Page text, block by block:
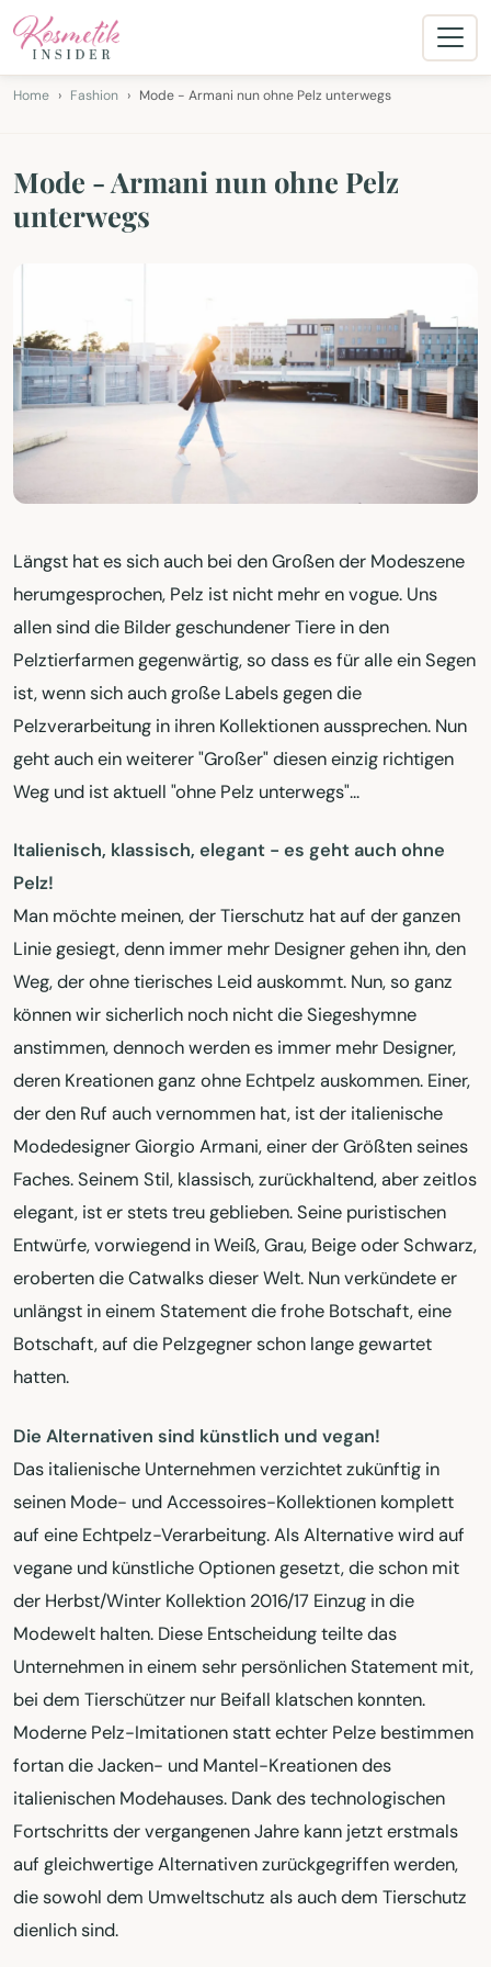
Home Fashion Mode - Armani nun ohne Pelz unterwegs
Mode - Armani nun ohne Pelz
unterwegs
Längst hat es sich auch bei den Großen der Modeszene
herumgesprochen, Pelz ist nicht mehr en vogue. Uns
allen sind die Bilder geschundener Tiere in den
Pelztierfarmen gegenwärtig, so dass es für alle ein Segen
ist, wenn sich auch große Labels gegen die
Pelzverarbeitung in ihren Kollektionen aussprechen. Nun
geht auch ein weiterer "Großer" diesen einzig richtigen
Weg und ist aktuell "ohne Pelz unterwegs"...
Italienisch, klassisch, elegant - es geht auch ohne
Pelz!
Man möchte meinen, der Tierschutz hat auf der ganzen
Linie gesiegt, denn immer mehr Designer gehen ihn, den
Weg, der ohne tierisches Leid auskommt. Nun, so ganz
können wir sicherlich noch nicht die Siegeshymne
anstimmen, dennoch werden es immer mehr Designer,
deren Kreationen ganz ohne Echtpelz auskommen. Einer,
der den Ruf auch vernommen hat, ist der italienische
Modedesigner Giorgio Armani, einer der Größten seines
Faches. Seinem Stil, klassisch, zurückhaltend, aber zeitlos
elegant, ist er stets treu geblieben. Seine puristischen
Entwürfe, vorwiegend in Weiß, Grau, Beige oder Schwarz,
eroberten die Catwalks dieser Welt. Nun verkündete er
unlängst in einem Statement die frohe Botschaft, eine
Botschaft, auf die Pelzgegner schon lange gewartet
hatten.
Die Alternativen sind künstlich und vegan!
Das italienische Unternehmen verzichtet zukünftig in
seinen Mode- und Accessoires-Kollektionen komplett
auf eine Echtpelz-Verarbeitung. Als Alternative wird auf
vegane und künstliche Optionen gesetzt, die schon mit
der Herbst/Winter Kollektion 2016/17 Einzug in die
Modewelt halten. Diese Entscheidung teilte das
Unternehmen in einem sehr persönlichen Statement mit,
bei dem Tierschützer nur Beifall klatschen konnten.
Moderne Pelz-Imitationen statt echter Pelze bestimmen
fortan die Jacken- und Mantel-Kreationen des
italienischen Modehauses. Dank des technologischen
Fortschritts der vergangenen Jahre kann jetzt erstmals
auf gleichwertige Alternativen zurückgegriffen werden,
die sowohl dem Umweltschutz als auch dem Tierschutz
dienlich sind.